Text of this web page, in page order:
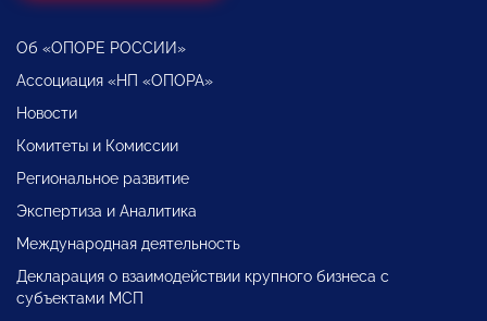
Об «ОПОРЕ РОССИИ»
Ассоциация «НП «ОПОРА»
Новости
Комитеты и Комиссии
Региональное развитие
Экспертиза и Аналитика
Международная деятельность
Декларация о взаимодействии крупного бизнеса с
субъектами МСП